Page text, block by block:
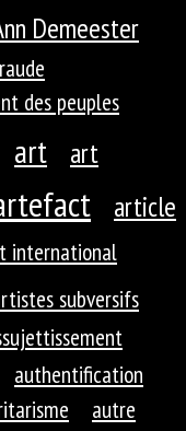
Demeester
des peuples
art
art
article
international
subversifs
authentification
autre